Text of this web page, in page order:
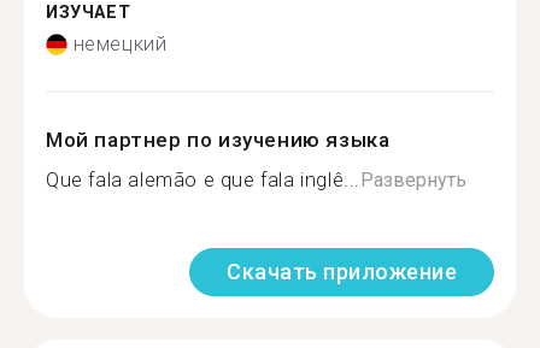
ИЗУЧАЕТ
немецкий
Мой партнер по изучению языка
Que fala alemão e que fala inglê...Развернуть
Скачать приложение